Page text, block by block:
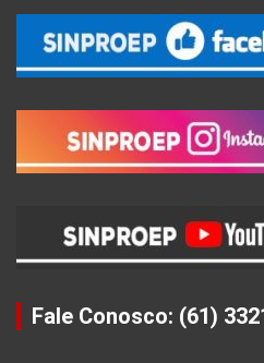
Fale Conosco: (61)